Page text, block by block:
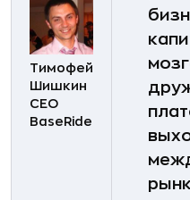
Тимофей
Шишкин
CEO
BaseRide